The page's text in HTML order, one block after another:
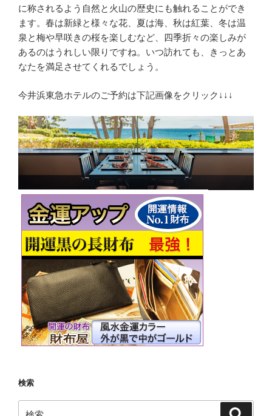
に称されるよう自然と火山の歴史にも触れることができ
ます。春は新緑と様々な花、夏は海、秋は紅葉、冬は温
泉と梅や早咲きの桜を楽しむなど、四季折々の楽しみが
あるのはうれしい限りですね。いつ訪れても、きっとあ
なたを満足させてくれるでしょう。
今井浜東急ホテルのご予約は下記画像をクリック↓↓↓
検索